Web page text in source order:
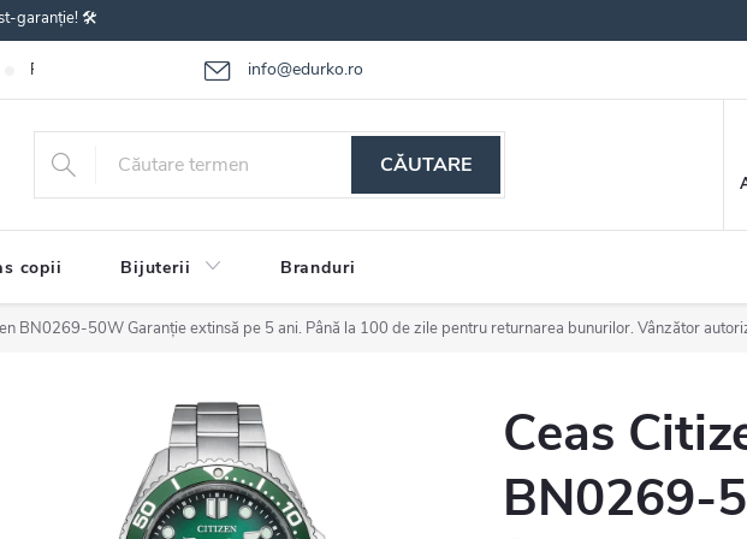
garanție! 🛠️
info@edurko.ro
Reclamațiile bunurilor Întrebări frecvente
CĂUTARE
copii Bijuterii Branduri
BN0269-50WGaranție extinsă pe 5 ani. Până la 100 de zile pentru returnarea bunurilor. Vânzător
Ceas
BN0269-